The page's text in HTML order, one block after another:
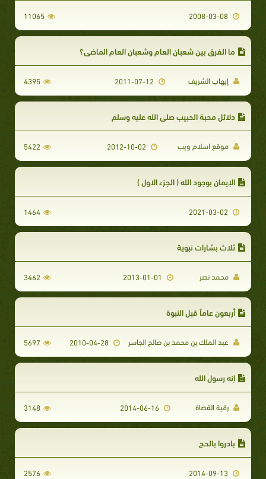
11065
ما الفرق بين شعبان العام وشعبان العام الماضي؟
إيهاب الشريف 4395
دلائل محبة الحبيب صلى الله عليه وسلم
موقع اسلام ويب 5422
الإيمان بوجود الله ( الجزء الاول )
1464
ثلاث بشارات نبوية
محمد نصر 3462
أربعون عاماً قبل النبوة
عبد الملك بن محمد بن صالح الجاسر 5697
إنه رسول الله
رقية القضاة 3148
بادروا بالحج
2576